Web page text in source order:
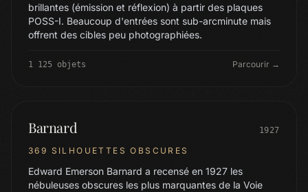
brillantes (émission et réflexion) à partir des plaques
POSS-I. Beaucoup d'entrées sont sub-arcminute mais
offrent des cibles peu photographiées.
1 125 objets Parcourir →
Barnard 1927
369 SILHOUETTES OBSCURES
Edward Emerson Barnard a recensé en 1927 les
nébuleuses obscures les plus marquantes de la Voie